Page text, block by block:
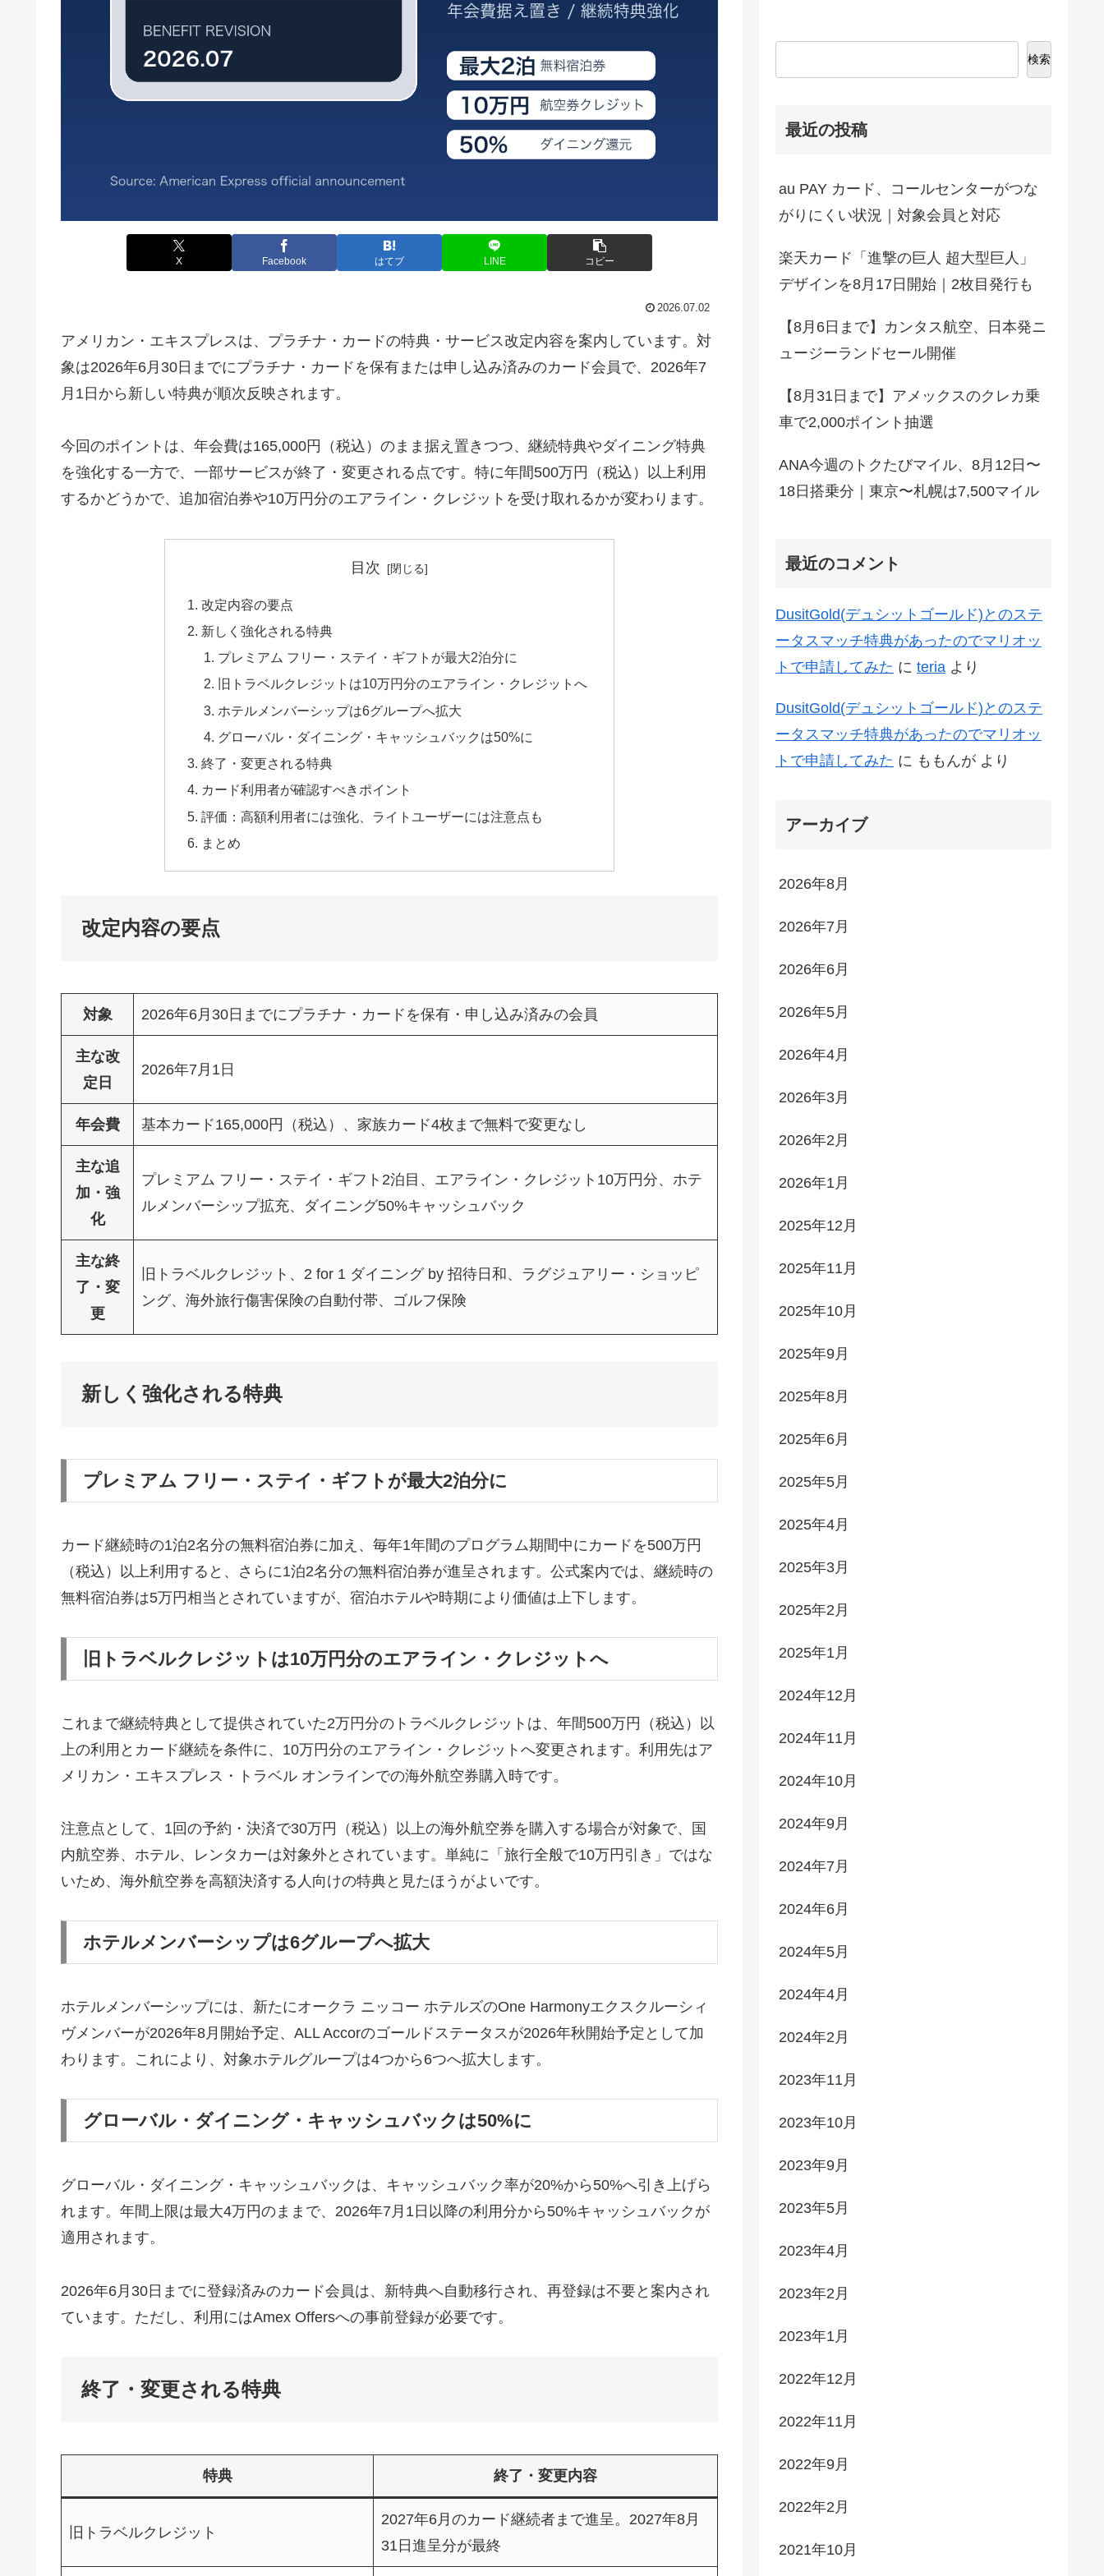
X Facebook はてブ LINE コピー
2026.07.02
アメリカン・エキスプレスは、プラチナ・カードの特典・サービス改定内容を案内しています。対
象は2026年6月30日までにプラチナ・カードを保有または申し込み済みのカード会員で、2026年7
月1日から新しい特典が順次反映されます。
今回のポイントは、年会費は165,000円（税込）のまま据え置きつつ、継続特典やダイニング特典
を強化する一方で、一部サービスが終了・変更される点です。特に年間500万円（税込）以上利用
するかどうかで、追加宿泊券や10万円分のエアライン・クレジットを受け取れるかが変わります。
目次
改定内容の要点
新しく強化される特典
プレミアム フリー・ステイ・ギフトが最大2泊分に
旧トラベルクレジットは10万円分のエアライン・クレジットへ
ホテルメンバーシップは6グループへ拡大
グローバル・ダイニング・キャッシュバックは50%に
終了・変更される特典
カード利用者が確認すべきポイント
評価：高額利用者には強化、ライトユーザーには注意点も
まとめ
改定内容の要点
対象 2026年6月30日までにプラチナ・カードを保有・申し込み済みの会員
主な改
定日
2026年7月1日
年会費 基本カード165,000円（税込）、家族カード4枚まで無料で変更なし
主な追
加・強
化
プレミアム フリー・ステイ・ギフト2泊目、エアライン・クレジット10万円分、ホテ
ルメンバーシップ拡充、ダイニング50%キャッシュバック
主な終
了・変
更
旧トラベルクレジット、2 for 1 ダイニング by 招待日和、ラグジュアリー・ショッピ
ング、海外旅行傷害保険の自動付帯、ゴルフ保険
新しく強化される特典
プレミアム フリー・ステイ・ギフトが最大2泊分に
カード継続時の1泊2名分の無料宿泊券に加え、毎年1年間のプログラム期間中にカードを500万円
（税込）以上利用すると、さらに1泊2名分の無料宿泊券が進呈されます。公式案内では、継続時の
無料宿泊券は5万円相当とされていますが、宿泊ホテルや時期により価値は上下します。
旧トラベルクレジットは10万円分のエアライン・クレジットへ
これまで継続特典として提供されていた2万円分のトラベルクレジットは、年間500万円（税込）以
上の利用とカード継続を条件に、10万円分のエアライン・クレジットへ変更されます。利用先はア
メリカン・エキスプレス・トラベル オンラインでの海外航空券購入時です。
注意点として、1回の予約・決済で30万円（税込）以上の海外航空券を購入する場合が対象で、国
内航空券、ホテル、レンタカーは対象外とされています。単純に「旅行全般で10万円引き」ではな
いため、海外航空券を高額決済する人向けの特典と見たほうがよいです。
ホテルメンバーシップは6グループへ拡大
ホテルメンバーシップには、新たにオークラ ニッコー ホテルズのOne Harmonyエクスクルーシィ
ヴメンバーが2026年8月開始予定、ALL Accorのゴールドステータスが2026年秋開始予定として加
わります。これにより、対象ホテルグループは4つから6つへ拡大します。
グローバル・ダイニング・キャッシュバックは50%に
グローバル・ダイニング・キャッシュバックは、キャッシュバック率が20%から50%へ引き上げら
れます。年間上限は最大4万円のままで、2026年7月1日以降の利用分から50%キャッシュバックが
適用されます。
2026年6月30日までに登録済みのカード会員は、新特典へ自動移行され、再登録は不要と案内され
ています。ただし、利用にはAmex Offersへの事前登録が必要です。
終了・変更される特典
特典 終了・変更内容
旧トラベルクレジット
2027年6月のカード継続者まで進呈。2027年8月
31日進呈分が最終
検索
最近の投稿
au PAY カード、コールセンターがつな
がりにくい状況｜対象会員と対応
楽天カード「進撃の巨人 超大型巨人」
デザインを8月17日開始｜2枚目発行も
【8月6日まで】カンタス航空、日本発ニ
ュージーランドセール開催
【8月31日まで】アメックスのクレカ乗
車で2,000ポイント抽選
ANA今週のトクたびマイル、8月12日〜
18日搭乗分｜東京〜札幌は7,500マイル
最近のコメント
DusitGold(デュシットゴールド)とのステ
ータスマッチ特典があったのでマリオッ
トで申請してみた に teria より
DusitGold(デュシットゴールド)とのステ
ータスマッチ特典があったのでマリオッ
トで申請してみた に ももんが より
アーカイブ
2026年8月
2026年7月
2026年6月
2026年5月
2026年4月
2026年3月
2026年2月
2026年1月
2025年12月
2025年11月
2025年10月
2025年9月
2025年8月
2025年6月
2025年5月
2025年4月
2025年3月
2025年2月
2025年1月
2024年12月
2024年11月
2024年10月
2024年9月
2024年7月
2024年6月
2024年5月
2024年4月
2024年2月
2023年11月
2023年10月
2023年9月
2023年5月
2023年4月
2023年2月
2023年1月
2022年12月
2022年11月
2022年9月
2022年2月
2021年10月